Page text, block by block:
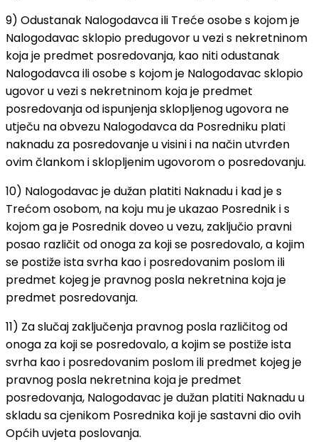
9) Odustanak Nalogodavca ili Treće osobe s kojom je
Nalogodavac sklopio predugovor u vezi s nekretninom
koja je predmet posredovanja, kao niti odustanak
Nalogodavca ili osobe s kojom je Nalogodavac sklopio
ugovor u vezi s nekretninom koja je predmet
posredovanja od ispunjenja sklopljenog ugovora ne
utječu na obvezu Nalogodavca da Posredniku plati
naknadu za posredovanje u visini i na način utvrđen
ovim člankom i sklopljenim ugovorom o posredovanju.
10) Nalogodavac je dužan platiti Naknadu i kad je s
Trećom osobom, na koju mu je ukazao Posrednik i s
kojom ga je Posrednik doveo u vezu, zaključio pravni
posao različit od onoga za koji se posredovalo, a kojim
se postiže ista svrha kao i posredovanim poslom ili
predmet kojeg je pravnog posla nekretnina koja je
predmet posredovanja.
11) Za slučaj zaključenja pravnog posla različitog od
onoga za koji se posredovalo, a kojim se postiže ista
svrha kao i posredovanim poslom ili predmet kojeg je
pravnog posla nekretnina koja je predmet
posredovanja, Nalogodavac je dužan platiti Naknadu u
skladu sa cjenikom Posrednika koji je sastavni dio ovih
Općih uvjeta poslovanja.